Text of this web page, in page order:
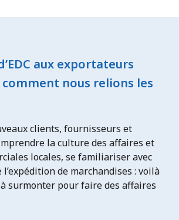
aux exportateurs
comment nous relions les
clients, fournisseurs et
la culture des affaires et
locales, se familiariser avec
de marchandises : voilà
surmonter pour faire des affaires